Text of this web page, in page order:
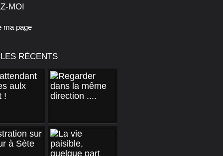
MOI
ma page
RÉCENTS